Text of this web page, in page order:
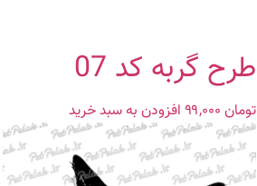
طرح گربه کد 07
تومان افزودن به سبد خرید